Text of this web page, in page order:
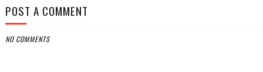
POST A COMMENT
NO COMMENTS